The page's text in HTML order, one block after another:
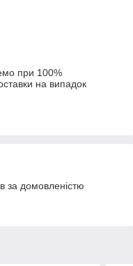
при 100%
на випадок
за домовленістю